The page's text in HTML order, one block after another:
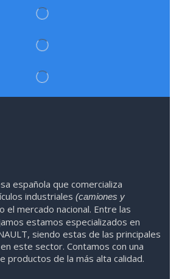
española que comercializa
industriales (camiones y
el mercado nacional. Entre las
mos estamos especializados en
, siendo estas de las principales
este sector. Contamos con una
productos de la más alta calidad.